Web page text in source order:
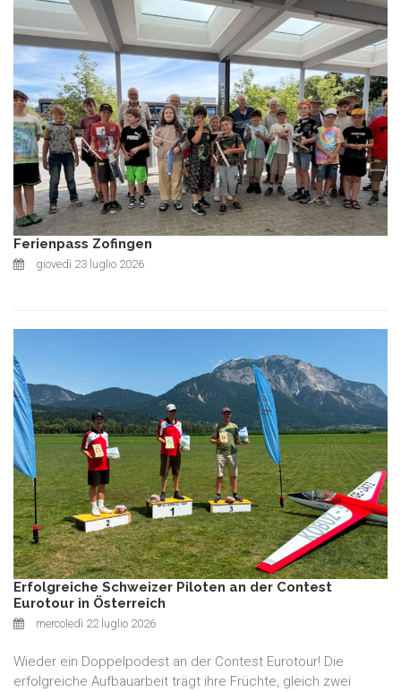
Ferienpass Zofingen
giovedì 23 luglio 2026
Erfolgreiche Schweizer Piloten an der Contest
Eurotour in Österreich
mercoledì 22 luglio 2026
Wieder ein Doppelpodest an der Contest Eurotour! Die
erfolgreiche Aufbauarbeit trägt ihre Früchte, gleich zwei